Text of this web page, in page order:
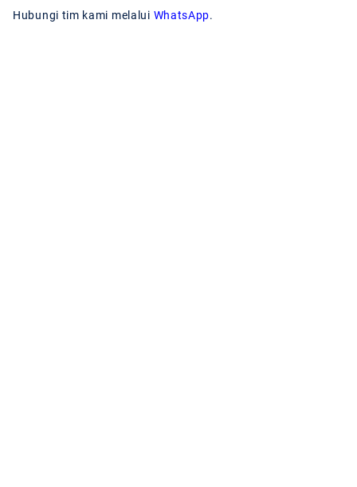
Hubungi tim kami melalui WhatsApp.